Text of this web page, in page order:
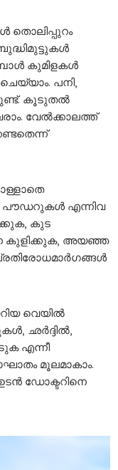
തൊലിപ്പുറം
കുമിളകള്‍
പനി,
കൂടുതല്‍
വേല്‍ക്കാലത്ത്
എന്നിവ
കുട
കുളിക്കുക, അയഞ്ഞ
വെയില്‍
ഛര്‍ദ്ദില്‍,
എന്നീ
മൂലമാകാം.
ഡോക്ടറിനെ